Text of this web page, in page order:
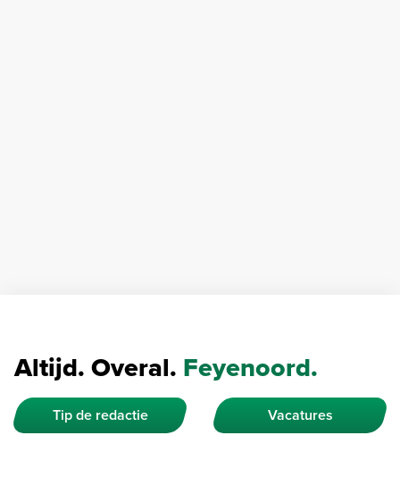
Altijd. Overal. Feyenoord.
Tip de redactie Vacatures